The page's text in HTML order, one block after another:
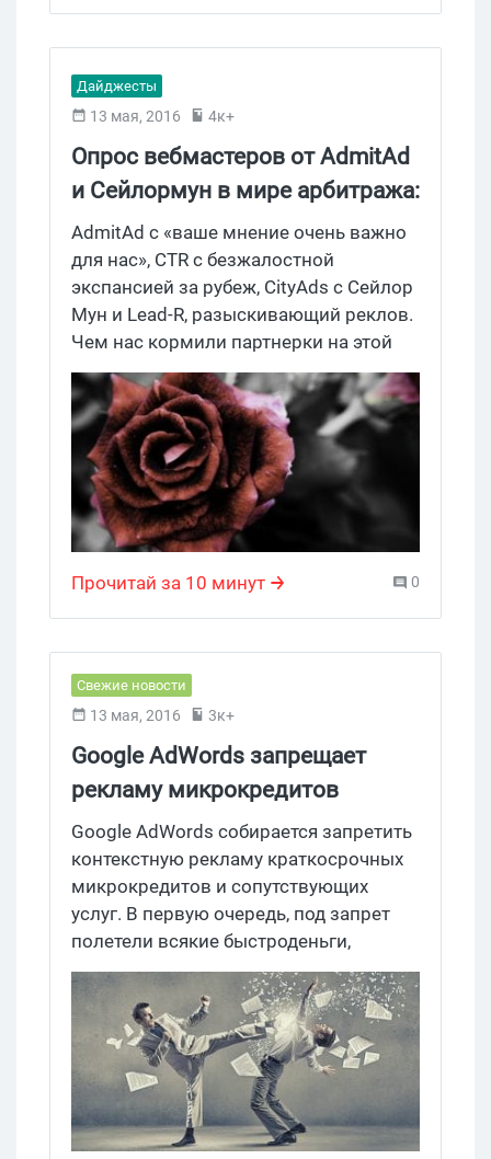
Дайджесты
13 мая, 2016 4к+
Опрос вебмастеров от AdmitAd
и Сейлормун в мире арбитража:
подборка новостей партнерок
AdmitAd с «ваше мнение очень важно
для нас», CTR с безжалостной
экспансией за рубеж, CityAds с Сейлор
Мун и Lead-R, разыскивающий реклов.
Чем нас кормили партнерки на этой
неделе.
Прочитай за 10 минут 0
Свежие новости
13 мая, 2016 3к+
Google AdWords запрещает
рекламу микрокредитов
Google AdWords собирается запретить
контекстную рекламу краткосрочных
микрокредитов и сопутствующих
услуг. В первую очередь, под запрет
полетели всякие быстроденьги,
которые даются на срок до 60 дней, а в
США еще и займы с более чем 36%
годовых. В то же время обычные
кредитные карты, автокредиты,
ипотеку и кредиты для
предпринимателей и на оплату
обучения можно промить, как прежде.